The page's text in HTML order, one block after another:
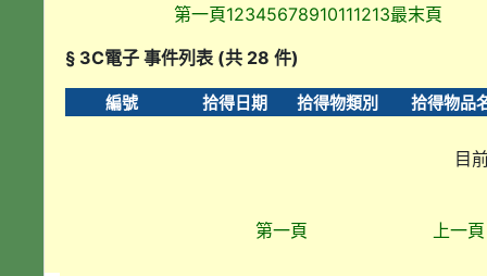
第一頁12345678910111213最末頁
§ 3C電子 事件列表 (共 28 件)
編號 拾得日期 拾得物類別 拾得物品
目
第一頁 上一頁